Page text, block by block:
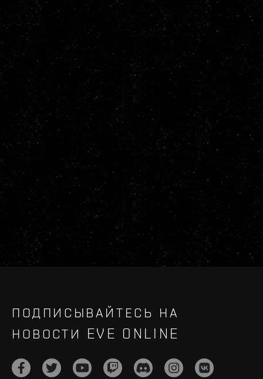
ПОДПИСЫВАЙТЕСЬ НА
НОВОСТИ EVE ONLINE